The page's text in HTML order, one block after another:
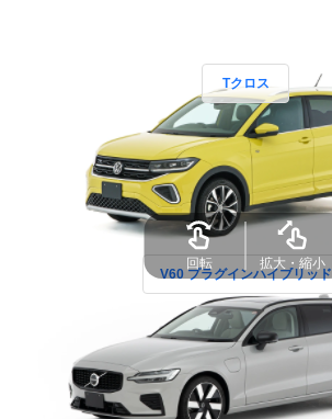
Tクロス
V60 プラグインハイブリッド